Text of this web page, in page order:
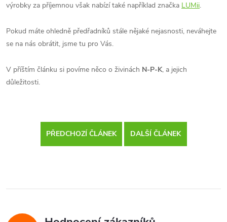
výrobky za příjemnou však nabízí také například značka LUMii.
Pokud máte ohledně předřadníků stále nějaké nejasnosti, neváhejte
se na nás obrátit, jsme tu pro Vás.
V příštím článku si povíme něco o živinách N-P-K, a jejich
důležitosti.
PŘEDCHOZÍ ČLÁNEK DALŠÍ ČLÁNEK